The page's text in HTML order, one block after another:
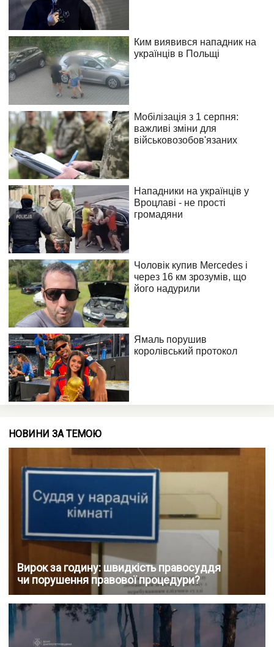
НОВИНИ ЗА ТЕМОЮ
Вирок за годину: швидкість правосуддя
чи порушення правової процедури?